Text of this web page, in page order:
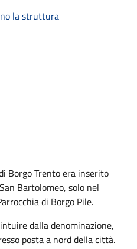
la struttura
Borgo Trento era inserito
Bartolomeo, solo nel
di Borgo Pile.
dalla denominazione,
posta a nord della città.